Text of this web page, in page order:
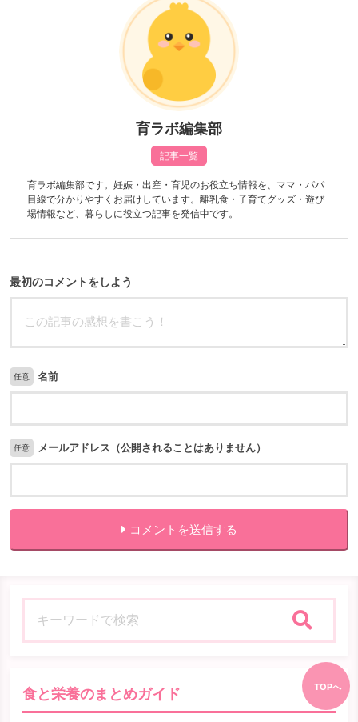
育ラボ編集部
記事一覧
育ラボ編集部です。妊娠・出産・育児のお役立ち情報を、ママ・パパ
目線で分かりやすくお届けしています。離乳食・子育てグッズ・遊び
場情報など、暮らしに役立つ記事を発信中です。
最初のコメントをしよう
任意 名前
任意 メールアドレス（公開されることはありません）
コメントを送信する
食と栄養のまとめガイド TOPへ